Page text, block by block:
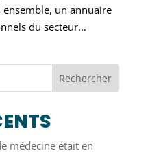
ensemble, un annuaire
du secteur...
Rechercher
médecine était en